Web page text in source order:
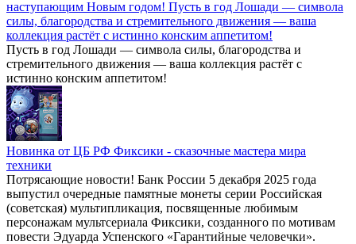
наступающим Новым годом! Пусть в год Лошади — символа
силы, благородства и стремительного движения — ваша
коллекция растёт с истинно конским аппетитом!
Пусть в год Лошади — символа силы, благородства и
стремительного движения — ваша коллекция растёт с
истинно конским аппетитом!
Новинка от ЦБ РФ Фиксики - сказочные мастера мира
техники
Потрясающие новости! Банк России 5 декабря 2025 года
выпустил очередные памятные монеты серии Российская
(советская) мультипликация, посвященные любимым
персонажам мультсериала Фиксики, созданного по мотивам
повести Эдуарда Успенского «Гарантийные человечки».